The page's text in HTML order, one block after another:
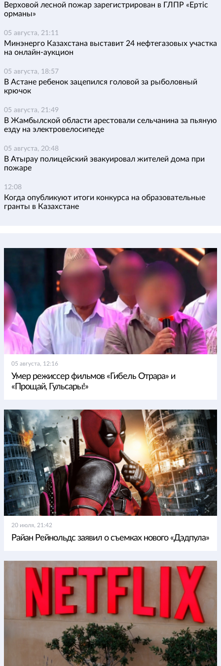
Верховой лесной пожар зарегистрирован в ГЛПР «Ертіс
орманы»
05 августа, 21:11
Минэнерго Казахстана выставит 24 нефтегазовых участка
на онлайн-аукцион
05 августа, 18:57
В Астане ребенок зацепился головой за рыболовный
крючок
05 августа, 21:49
В Жамбылской области арестовали сельчанина за пьяную
езду на электровелосипеде
05 августа, 20:48
В Атырау полицейский эвакуировал жителей дома при
пожаре
12:08
Когда опубликуют итоги конкурса на образовательные
гранты в Казахстане
05 августа, 12:16
Умер режиссер фильмов «Гибель Отрара» и
«Прощай, Гульсары!»
20 июля, 21:42
Райан Рейнольдс заявил о съемках нового «Дэдпула»